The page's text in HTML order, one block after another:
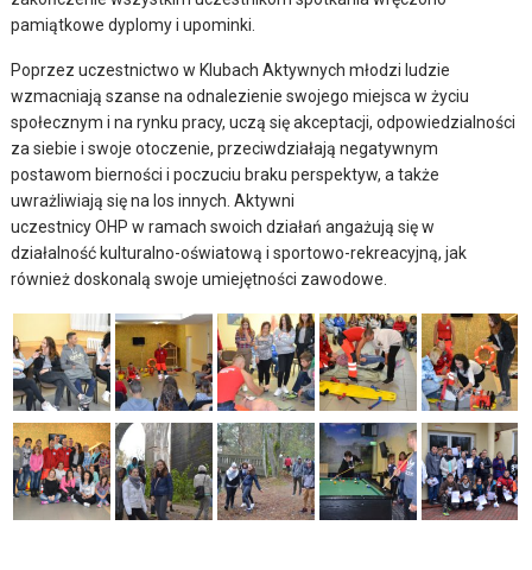
pamiątkowe dyplomy i upominki.
Poprzez uczestnictwo w Klubach Aktywnych młodzi ludzie
wzmacniają szanse na odnalezienie swojego miejsca w życiu
społecznym i na rynku pracy, uczą się akceptacji, odpowiedzialności
za siebie i swoje otoczenie, przeciwdziałają negatywnym
postawom bierności i poczuciu braku perspektyw, a także
uwrażliwiają się na los innych. Aktywni
uczestnicy OHP w ramach swoich działań angażują się w
działalność kulturalno-oświatową i sportowo-rekreacyjną, jak
również doskonalą swoje umiejętności zawodowe.